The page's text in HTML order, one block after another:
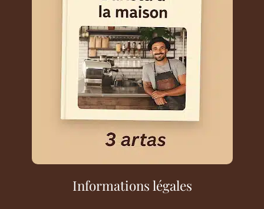
Informations légales